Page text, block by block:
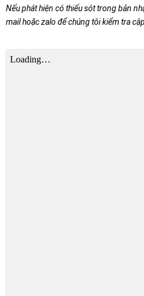
Nếu phát hiện có thiếu sót trong bản
mail hoặc zalo để chúng tôi kiểm tra